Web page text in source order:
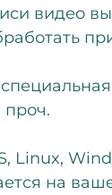
видео
Linux,
на